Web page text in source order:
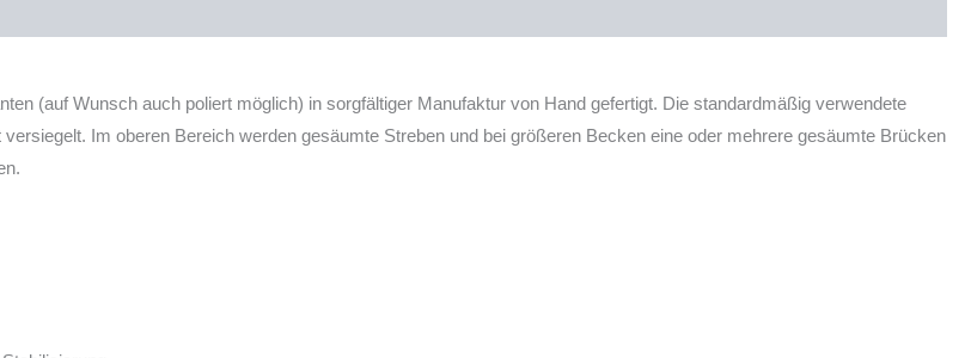
(auf Wunsch auch poliert möglich) in sorgfältiger Manufaktur von Hand gefertigt. Die standardmäßig verwendete
Im oberen Bereich werden gesäumte Streben und bei größeren Becken eine oder mehrere gesäumte Brücken